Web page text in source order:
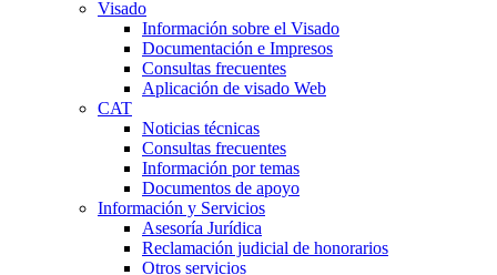
Visado
Información sobre el Visado
Documentación e Impresos
Consultas frecuentes
Aplicación de visado Web
CAT
Noticias técnicas
Consultas frecuentes
Información por temas
Documentos de apoyo
Información y Servicios
Asesoría Jurídica
Reclamación judicial de honorarios
Otros servicios